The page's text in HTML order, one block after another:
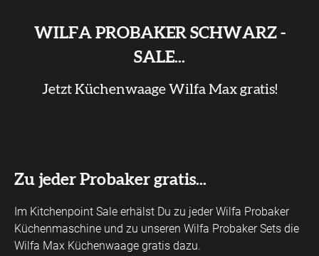
WILFA PROBAKER SCHWARZ -
SALE...
Jetzt Küchenwaage Wilfa Max gratis!
Zu jeder Probaker gratis...
Im Kitchenpoint Sale erhälst Du zu jeder Wilfa Probaker
Küchenmaschine und zu unseren Wilfa Probaker Sets die
Wilfa Max Küchenwaage gratis dazu.